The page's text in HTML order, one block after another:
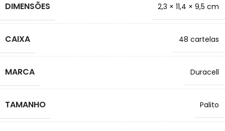
DIMENSÕES 2,3 × 11,4 × 9,5 cm
CAIXA 48 cartelas
MARCA Duracell
TAMANHO Palito